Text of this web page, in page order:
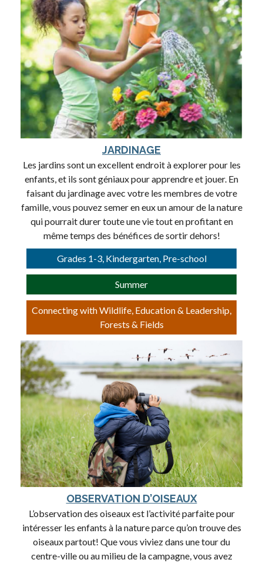
JARDINAGE
Les jardins sont un excellent endroit à explorer pour les
enfants, et ils sont géniaux pour apprendre et jouer. En
faisant du jardinage avec votre les membres de votre
famille, vous pouvez semer en eux un amour de la nature
qui pourrait durer toute une vie tout en profitant en
même temps des bénéfices de sortir dehors!
Grades 1-3, Kindergarten, Pre-school
Summer
Connecting with Wildlife, Education & Leadership,
Forests & Fields
OBSERVATION D’OISEAUX
L’observation des oiseaux est l’activité parfaite pour
intéresser les enfants à la nature parce qu’on trouve des
oiseaux partout! Que vous viviez dans une tour du
centre-ville ou au milieu de la campagne, vous avez